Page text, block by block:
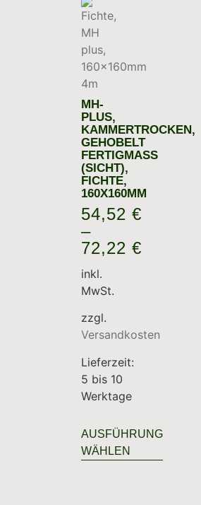
MH-
PLUS,
KAMMERTROCKEN,
GEHOBELT
FERTIGMASS (
SICHT), F
ICHTE, 1
60X160MM
54,52 €
–
72,22 €
inkl.
MwSt.
zzgl.
Versandkosten
Lieferzeit:
5 bis 10
Werktage
AUSFÜHRUNG
WÄHLEN